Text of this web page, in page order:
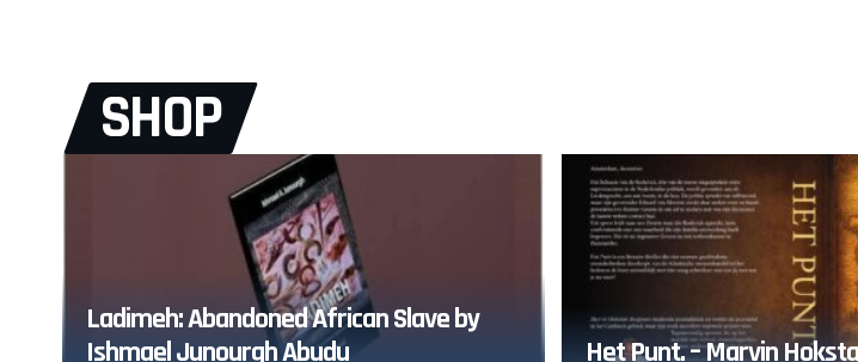
SHOP
Ladimeh: Abandoned African Slave by
Ishmael Junourgh Abudu
Het Punt. – Marvin